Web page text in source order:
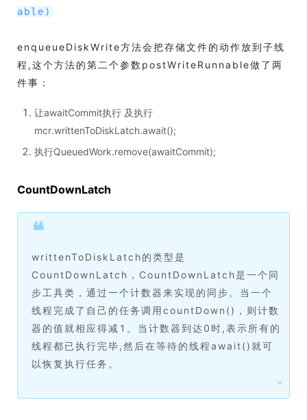
able)
enqueueDiskWrite方法会把存储文件的动作放到子线
程,这个方法的第二个参数postWriteRunnable做了两
件事：
让awaitCommit执行 及执行
mcr.writtenToDiskLatch.await();
执行QueuedWork.remove(awaitCommit);
CountDownLatch
❝
writtenToDiskLatch的类型是
CountDownLatch，CountDownLatch是一个同
步工具类，通过一个计数器来实现的同步。当一个
线程完成了自己的任务调用countDown()，则计数
器的值就相应得减1。当计数器到达0时,表示所有的
线程都已执行完毕,然后在等待的线程await()就可
以恢复执行任务。
❞